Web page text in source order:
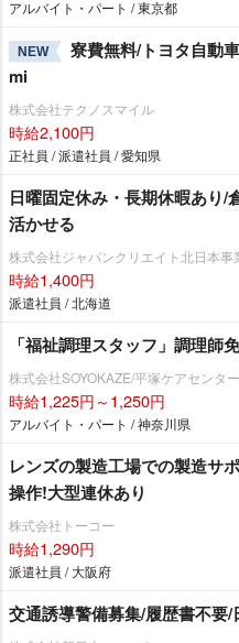
アルバイト・パート / 東京都
NEW
寮費無料/トヨタ自動
mi
株式会社テクノスマイル
時給2,100円
正社員 / 派遣社員 / 愛知県
日曜固定休み・長期休暇あり/
活かせる
株式会社ジャパンクリエイト北日本事
時給1,400円
派遣社員 / 北海道
「福祉調理スタッフ」調理師
株式会社SOYOKAZE/平塚ケアセンタ
時給1,225円～1,250円
アルバイト・パート / 神奈川県
レンズの製造工場での製造サ
操作!大型連休あり
株式会社トーコー
時給1,290円
派遣社員 / 大阪府
交通誘導警備募集/履歴書不要